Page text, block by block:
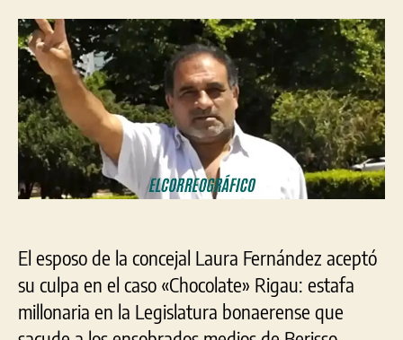
entrada
entrada
El esposo de la concejal Laura Fernández aceptó
su culpa en el caso «Chocolate» Rigau: estafa
millonaria en la Legislatura bonaerense que